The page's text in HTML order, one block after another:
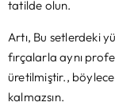
tatilde olun.
Artı, Bu setlerdeki
fırçalarla aynı
üretilmiştir.,
kalmazsın.